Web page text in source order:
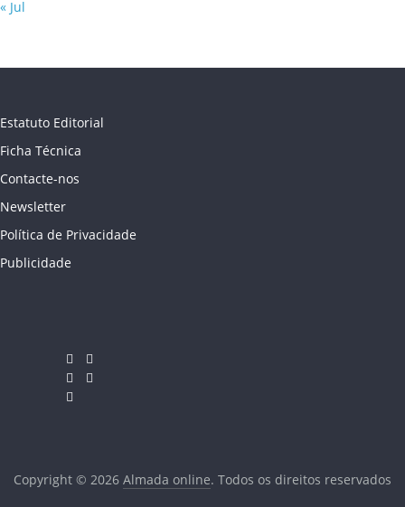
« Jul
Estatuto Editorial
Ficha Técnica
Contacte-nos
Newsletter
Política de Privacidade
Publicidade
Copyright © 2026 Almada online. Todos os direitos reservados